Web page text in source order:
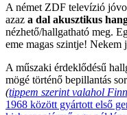
A német ZDF televízió
azaz a dal akusztikus
nézhető/hallgatható meg.
eme magas szintje! Nekem
A műszaki érdeklődésű
mögé történő bepillantás
(tippem szerint valahol
1968 között gyártott első